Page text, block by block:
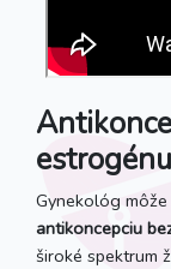
Gynekológ
antikoncepciu
široké spektrum